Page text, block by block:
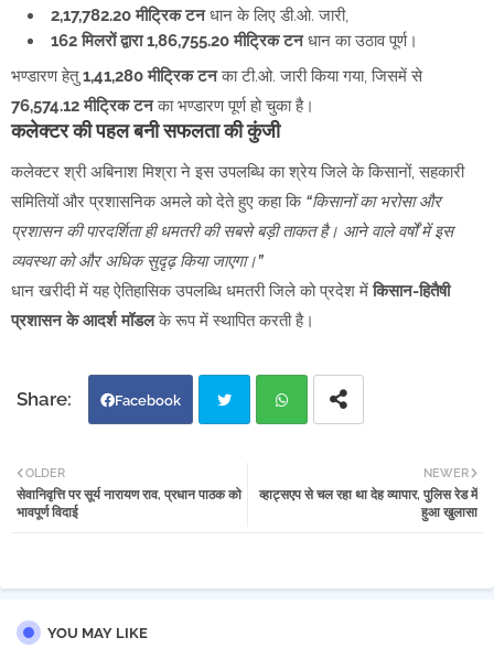
2,17,782.20 मीट्रिक टनधान के लिए डी.ओ. जारी,
162 मिलरों द्वारा 1,86,755.20 मीट्रिक टनधान का उठाव पूर्ण।
भण्डारण हेतु1,41,280 मीट्रिक टनका टी.ओ. जारी किया गया, जिसमें से
76,574.12 मीट्रिक टनका भण्डारण पूर्ण हो चुका है।
कलेक्टर की पहल बनी सफलता की कुंजी
कलेक्टर श्री अबिनाश मिश्रा ने इस उपलब्धि का श्रेय जिले के किसानों, सहकारी
समितियों और प्रशासनिक अमले को देते हुए कहा कि “किसानों का भरोसा और
प्रशासन की पारदर्शिता ही धमतरी की सबसे बड़ी ताकत है। आने वाले वर्षों में इस
व्यवस्था को और अधिक सुदृढ़ किया जाएगा।”
धान खरीदी में यह ऐतिहासिक उपलब्धि धमतरी जिले को प्रदेश मेंकिसान-हितैषी
प्रशासन के आदर्श मॉडलके रूप में स्थापित करती है।
Facebook
tter atsa
NEWER
व्हाट्सएप से चल रहा था देह व्यापार, पुलिस रेड में
हुआ खुलासा
OLDER
सेवानिवृत्ति पर सूर्य नारायण राव, प्रधान पाठक को
भावपूर्ण विदाई
YOU MAY LIKE